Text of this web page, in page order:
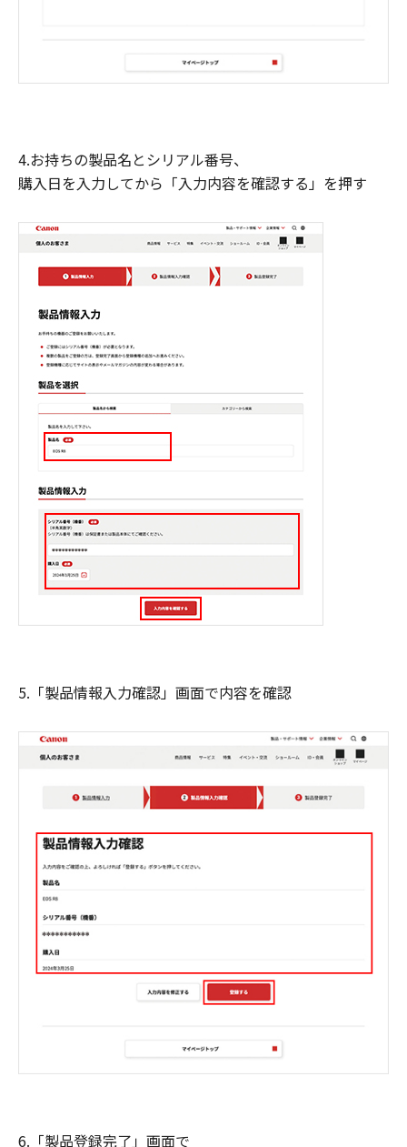
4.お持ちの製品名とシリアル番号、
購入日を入力してから「入力内容を確認する」を押す
5.「製品情報入力確認」画面で内容を確認
6.「製品登録完了」画面で